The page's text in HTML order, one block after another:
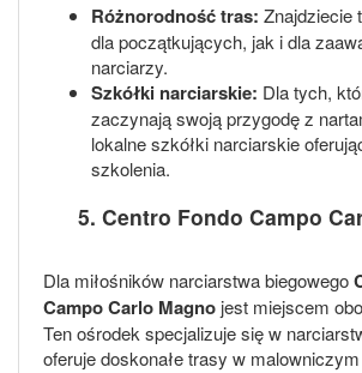
Różnorodność tras: Znajdziecie
dla początkujących, jak i dla
narciarzy.
Szkółki narciarskie: Dla tych,
zaczynają swoją przygodę z
lokalne szkółki narciarskie
szkolenia.
5. Centro Fondo Campo
Dla miłośników narciarstwa biegowego
Campo Carlo Magno jest miejscem
Ten ośrodek specjalizuje się w
oferuje doskonałe trasy w